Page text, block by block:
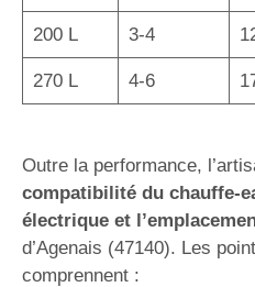
200 L 3-4
270 L 4-6
Outre la performance,
compatibilité du chauffe-
électrique et
d’Agenais (47140). Les
comprennent :